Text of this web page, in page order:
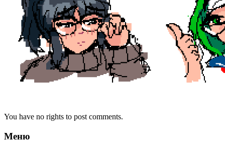
You have no rights to post comments.
Меню